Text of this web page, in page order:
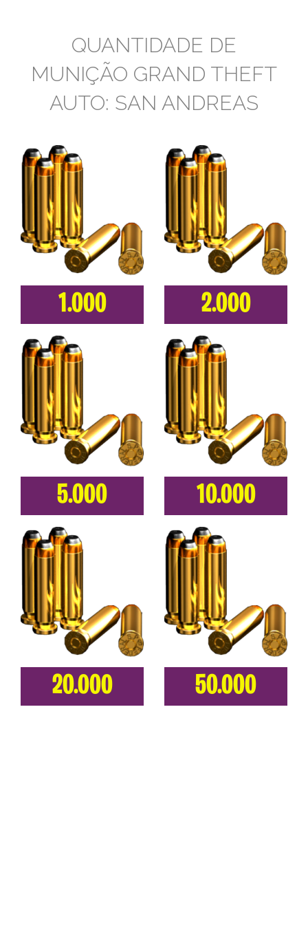
QUANTIDADE DE
MUNIÇÃO GRAND THEFT
AUTO: SAN ANDREAS
1.000 2.000
5.000 10.000
20.000 50.000